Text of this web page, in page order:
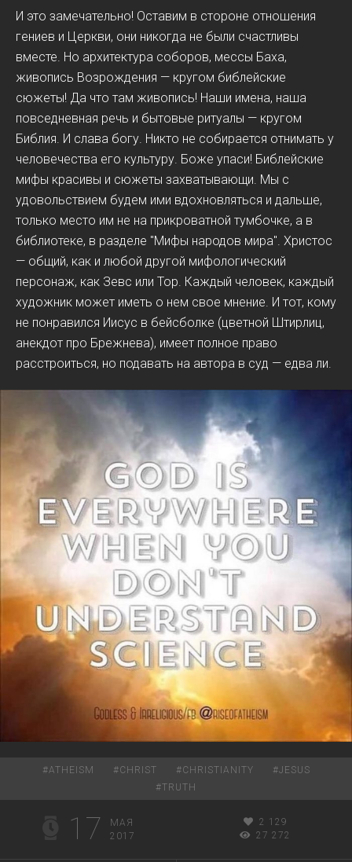
И это замечательно! Оставим в стороне отношения
гениев и Церкви, они никогда не были счастливы
вместе. Но архитектура соборов, мессы Баха,
живопись Возрождения — кругом библейские
сюжеты! Да что там живопись! Наши имена, наша
повседневная речь и бытовые ритуалы — кругом
Библия. И слава богу. Никто не собирается отнимать у
человечества его культуру. Боже упаси! Библейские
мифы красивы и сюжеты захватывающи. Мы с
удовольствием будем ими вдохновляться и дальше,
только место им не на прикроватной тумбочке, а в
библиотеке, в разделе "Мифы народов мира". Христос
— общий, как и любой другой мифологический
персонаж, как Зевс или Тор. Каждый человек, каждый
художник может иметь о нем свое мнение. И тот, кому
не понравился Иисус в бейсболке (цветной Штирлиц,
анекдот про Брежнева), имеет полное право
расстроиться, но подавать на автора в суд — едва ли.
#ATHEISM #CHRIST #CHRISTIANITY #JESUS
#TRUTH
17
МАЯ
2017
2 129
27 272